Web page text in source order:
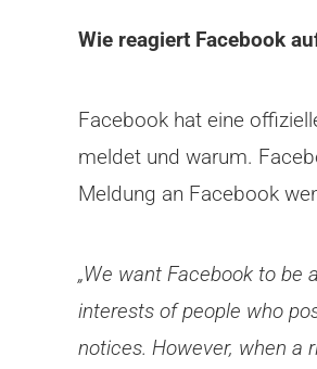
Wie reagiert Facebook
Facebook hat eine
meldet und warum.
Meldung an Facebook
„We want Facebook to be
interests of people who
notices. However, when a